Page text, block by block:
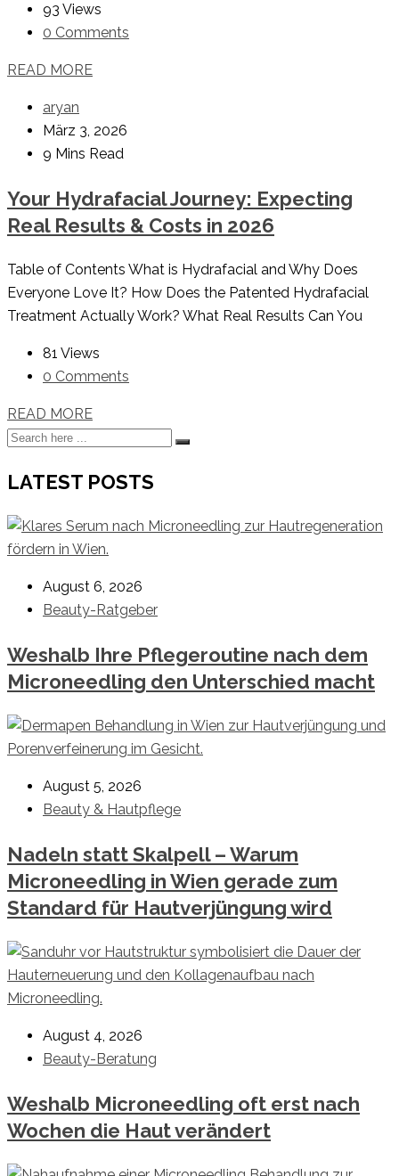
93 Views
0 Comments
READ MORE
aryan
März 3, 2026
9 Mins Read
Your Hydrafacial Journey: Expecting
Real Results & Costs in 2026
Table of Contents What is Hydrafacial and Why Does
Everyone Love It? How Does the Patented Hydrafacial
Treatment Actually Work? What Real Results Can You
81 Views
0 Comments
READ MORE
LATEST POSTS
August 6, 2026
Beauty-Ratgeber
Weshalb Ihre Pflegeroutine nach dem
Microneedling den Unterschied macht
August 5, 2026
Beauty & Hautpflege
Nadeln statt Skalpell – Warum
Microneedling in Wien gerade zum
Standard für Hautverjüngung wird
August 4, 2026
Beauty-Beratung
Weshalb Microneedling oft erst nach
Wochen die Haut verändert